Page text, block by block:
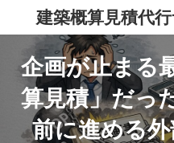
テ
ゲ
建築概算見積代
企画が止まる
算見積」だ
前に進める